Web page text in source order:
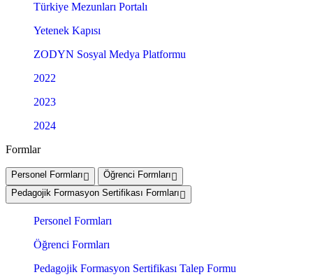
Türkiye Mezunları Portalı
Yetenek Kapısı
ZODYN Sosyal Medya Platformu
2022
2023
2024
Formlar
Personel Formları
Öğrenci Formları
Pedagojik Formasyon Sertifikası Formları
Personel Formları
Öğrenci Formları
Pedagojik Formasyon Sertifikası Talep Formu